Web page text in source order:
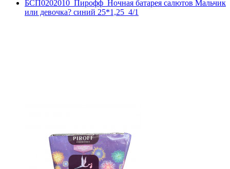
БСП0202010_Пирофф_Ночная батарея салютов Мальчик
или девочка? синий 25*1,25_4/1